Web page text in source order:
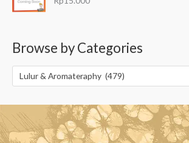
Browse by Categories
Lulur & Aromateraphy (479)